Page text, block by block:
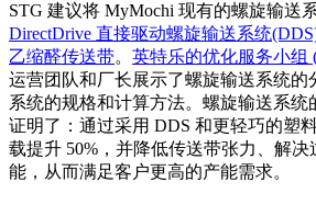
STG 建议将 MyMochi 现有的螺旋输送
DirectDrive 直接驱动螺旋输送系统
乙缩醛传送带。 英特乐的优化服务小组
运营团队和厂长展示了螺旋输送系统的
系统的规格和计算方法。螺旋输送系统
证明了：通过采用 DDS 和更轻巧的塑
载提升 50%，并降低传送带张力、解
能，从而满足客户更高的产能需求。